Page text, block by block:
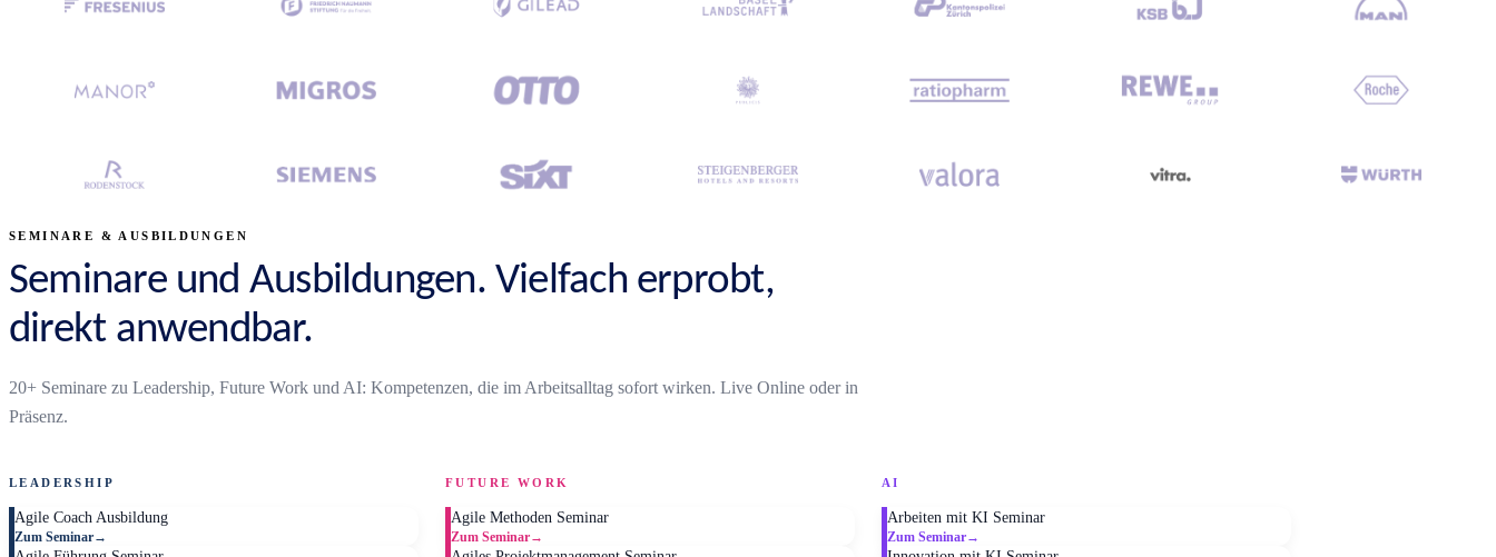
SEMINARE & AUSBILDUNGEN
Seminare und Ausbildungen. Vielfach erprobt,
direkt anwendbar.
20+ Seminare zu Leadership, Future Work und AI: Kompetenzen, die im Arbeitsalltag sofort wirken. Live Online oder in
Präsenz.
LEADERSHIP
Agile Coach Ausbildung
Zum Seminar→
FUTURE WORK
Agile Methoden Seminar
Zum Seminar→
AI
Arbeiten mit KI Seminar
Zum Seminar→